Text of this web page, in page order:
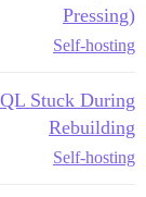
Pressing)
Self-hosting
Stuck During
Rebuilding
Self-hosting